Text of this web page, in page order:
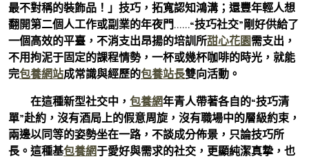
最不對稱的裝飾品！」技巧，拓寬認知鴻溝；還豐年輕人想
翻開第二個人工作或副業的年夜門……“技巧社交”剛好供給了
一個高效的平臺，不消支出昂揚的培訓所甜心花園需支出，
不用拘泥于固定的課程情勢，一杯或幾杯咖啡的時光，就能
完包養網站成常識與經歷的包養站長雙向活動。
在這種新型社交中， 包養網年青人帶著各自的“技巧清
單”赴約，沒有酒局上的假意周旋，沒有職場中的層級約束，
兩邊以同等的姿勢坐在一路，不談成分佈景，只論技巧所
長。這種基包養網于愛好與需求的社交，更顯純潔真摯，也